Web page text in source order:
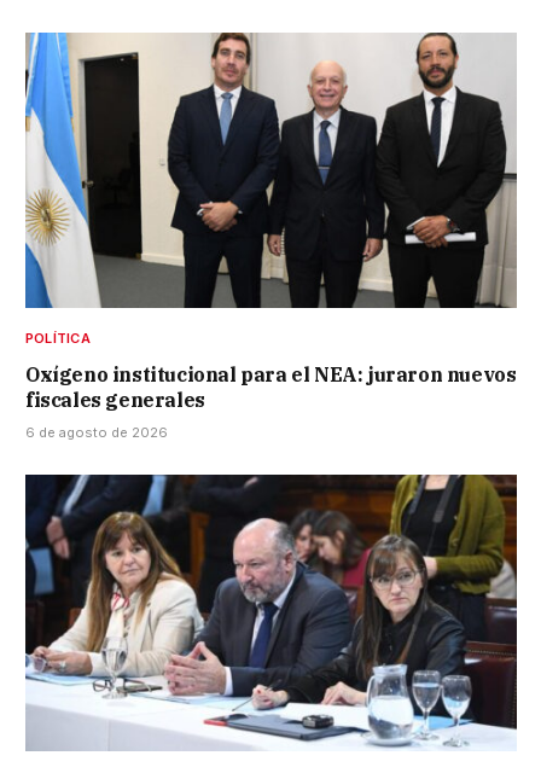
POLÍTICA
Oxígeno institucional para el NEA: juraron nuevos
fiscales generales
6 de agosto de 2026